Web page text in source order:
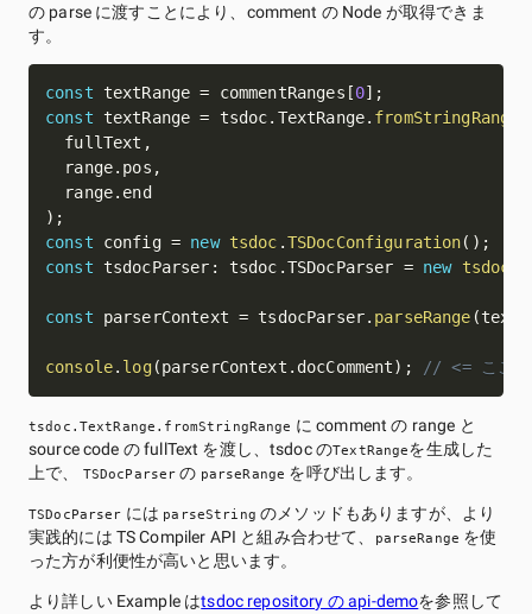
の parse に渡すことにより、comment の Node が取得できま
す。
const textRange = commentRanges [0] ;
const textRange = tsdoc. TextRange. fromStringRange
  fullText
,
  range
. pos ,
  range
. end
) ;
const config = new tsdoc .TSDocConfiguration( ) ;
const tsdocParser : tsdoc .TSDocParser = new tsdoc
const parserContext = tsdocParser. parseRange (
console. log(parserContext . docComment) ; // <= ここに
tsdoc.TextRange.fromStringRange に comment の range と
source code の fullText を渡し、tsdoc のTextRangeを生成した
上で、 TSDocParser の parseRange を呼び出します。
TSDocParser には parseString のメソッドもありますが、より
実践的には TS Compiler API と組み合わせて、
parseRange を使
った方が利便性が高いと思います。
より詳しい Example はtsdoc repository の api-demoを参照して